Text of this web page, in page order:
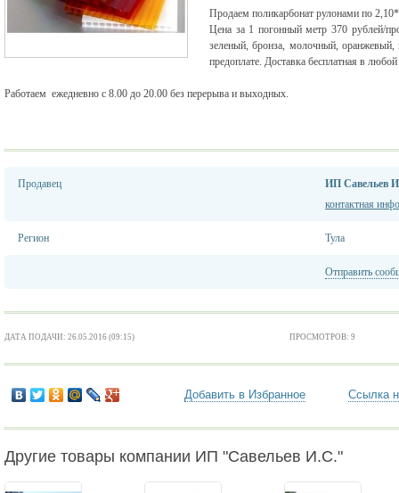
Продаем поликарбонат рулонами по
Цена за 1 погонный метр 370 рублей/
зеленый, бронза, молочный,
предоплате. Доставка бесплатная в
Работаем ежедневно с 8.00 до 20.00 без перерыва и выходных.
Продавец
ИП Савельев
контактная
Регион Тула
Отправить
ДАТА ПОДАЧИ: 26.05.2016 (09:15) ПРОСМОТРОВ: 9
Добавить в Избранное Ссылка
Другие товары компании ИП "Савельев И.С."